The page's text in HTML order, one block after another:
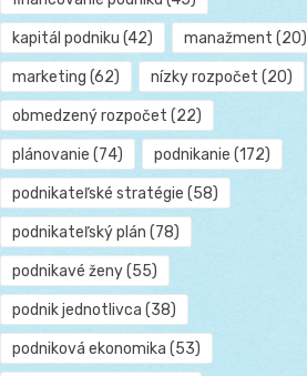
kapitál podniku (42) manažment (20)
marketing (62) nízky rozpočet (20)
obmedzený rozpočet (22)
plánovanie (74) podnikanie (172)
podnikateľské stratégie (58)
podnikateľský plán (78)
podnikavé ženy(55)
podnik jednotlivca (38)
podniková ekonomika (53)